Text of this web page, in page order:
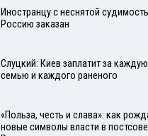
Иностранцу с неснятой
Россию заказан
Слуцкий: Киев заплатит за
семью и каждого раненого
«Польза, честь и слава»: как
новые символы власти в